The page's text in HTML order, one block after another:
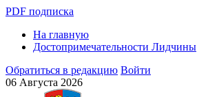
PDF подписка
На главную
Достопримечательности Лидчины
Обратиться в редакцию Войти
06 Августа 2026